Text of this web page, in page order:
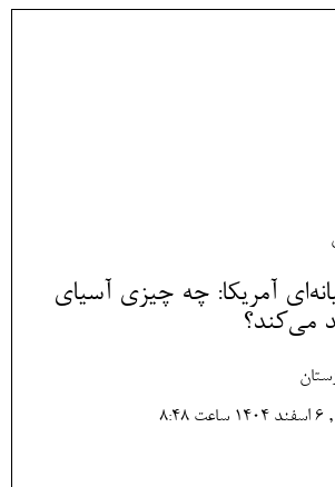
آمریکا: چه چیزی آسیای
می‌کند؟